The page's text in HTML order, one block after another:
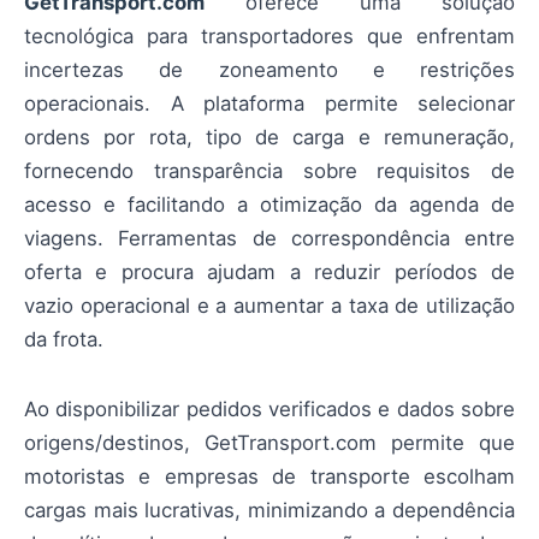
tecnológica para transportadores que enfrentam
incertezas de zoneamento e restrições
operacionais. A plataforma permite selecionar
ordens por rota, tipo de carga e remuneração,
fornecendo transparência sobre requisitos de
acesso e facilitando a otimização da agenda de
viagens. Ferramentas de correspondência entre
oferta e procura ajudam a reduzir períodos de
vazio operacional e a aumentar a taxa de utilização
da frota.
Ao disponibilizar pedidos verificados e dados sobre
origens/destinos, GetTransport.com permite que
motoristas e empresas de transporte escolham
cargas mais lucrativas, minimizando a dependência